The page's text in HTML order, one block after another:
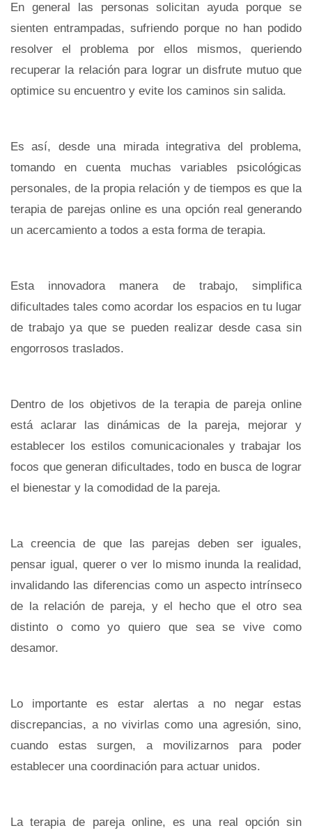
En general las personas solicitan ayuda porque se
sienten entrampadas, sufriendo porque no han podido
resolver el problema por ellos mismos, queriendo
recuperar la relación para lograr un disfrute mutuo que
optimice su encuentro y evite los caminos sin salida.
Es así, desde una mirada integrativa del problema,
tomando en cuenta muchas variables psicológicas
personales, de la propia relación y de tiempos es que la
terapia de parejas online es una opción real generando
un acercamiento a todos a esta forma de terapia.
Esta innovadora manera de trabajo, simplifica
dificultades tales como acordar los espacios en tu lugar
de trabajo ya que se pueden realizar desde casa sin
engorrosos traslados.
Dentro de los objetivos de la terapia de pareja online
está aclarar las dinámicas de la pareja, mejorar y
establecer los estilos comunicacionales y trabajar los
focos que generan dificultades, todo en busca de lograr
el bienestar y la comodidad de la pareja.
La creencia de que las parejas deben ser iguales,
pensar igual, querer o ver lo mismo inunda la realidad,
invalidando las diferencias como un aspecto intrínseco
de la relación de pareja, y el hecho que el otro sea
distinto o como yo quiero que sea se vive como
desamor.
Lo importante es estar alertas a no negar estas
discrepancias, a no vivirlas como una agresión, sino,
cuando estas surgen, a movilizarnos para poder
establecer una coordinación para actuar unidos.
La terapia de pareja online, es una real opción sin